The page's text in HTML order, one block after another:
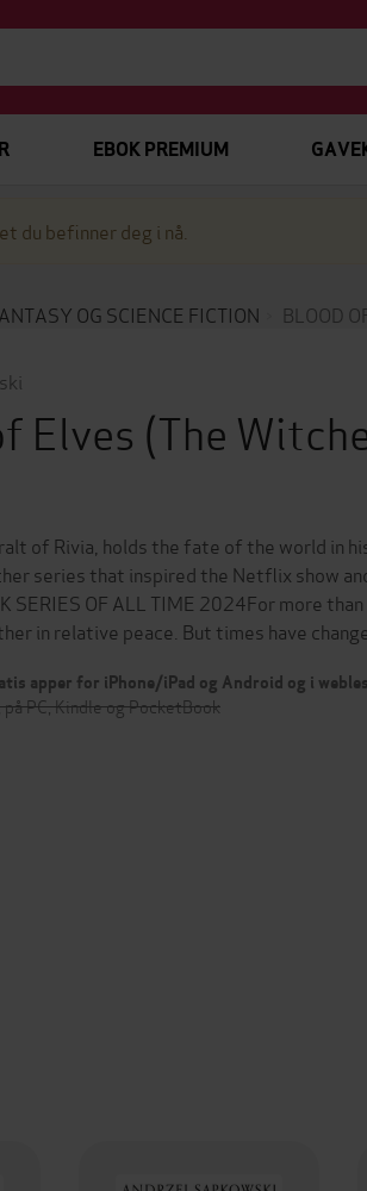
EBOK PREMIUM
du befinner deg i nå.
OG SCIENCE FICTION BLOOD
Elves (The
of Rivia, holds the fate of the world in
series that inspired the Netflix show
SERIES OF ALL TIME 2024For more
in relative peace. But times have
apper for iPhone/iPad og Android og i
PC, Kindle og PocketBook